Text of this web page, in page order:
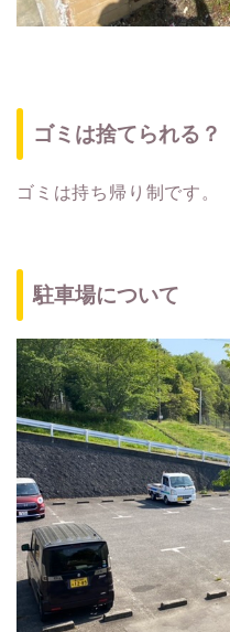
ゴミは捨てられる？
ゴミは持ち帰り制です。
駐車場について